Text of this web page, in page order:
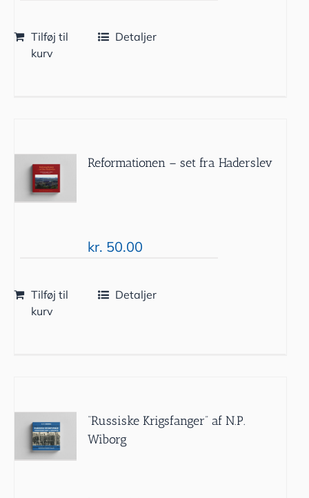
Tilføj til
kurv
Detaljer
Reformationen – set fra Haderslev
kr. 50.00
Tilføj til
kurv
Detaljer
“Russiske Krigsfanger” af N.P.
Wiborg